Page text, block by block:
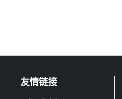
友情链接